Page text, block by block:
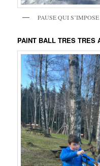
PAUSE QUI S’IMPOSE
PAINT BALL TRES TRES